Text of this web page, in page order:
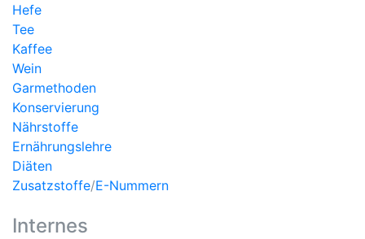
Hefe
Tee
Kaffee
Wein
Garmethoden
Konservierung
Nährstoffe
Ernährungslehre
Diäten
Zusatzstoffe/E-Nummern
Internes